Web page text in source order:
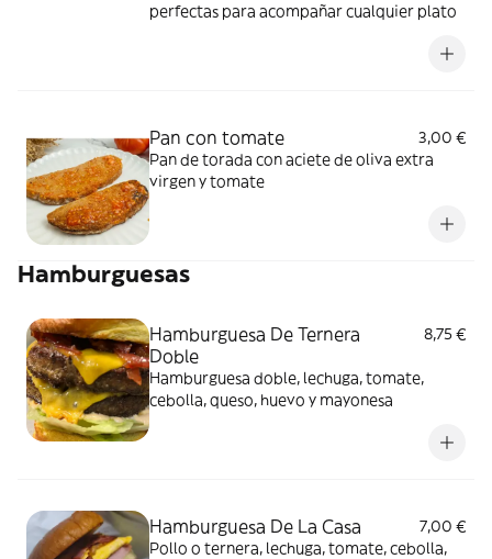
perfectas para acompañar cualquier plato
Pan con tomate
3,00 €
Pan de torada con aciete de oliva extra
virgen y tomate
Hamburguesas
Hamburguesa De Ternera
Doble
8,75 €
Hamburguesa doble, lechuga, tomate,
cebolla, queso, huevo y mayonesa
Hamburguesa De La Casa
7,00 €
Pollo o ternera, lechuga, tomate, cebolla,